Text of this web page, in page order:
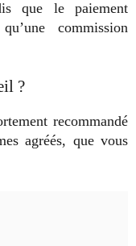
que le paiement
commission
?
recommandé
agréés, que vous